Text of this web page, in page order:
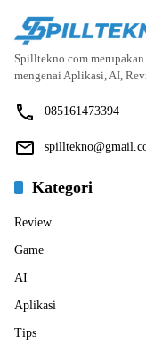
Spilltekno.com
mengenai Aplikasi, AI,
085161473394
Kategori
Review
Game
AI
Aplikasi
Tips